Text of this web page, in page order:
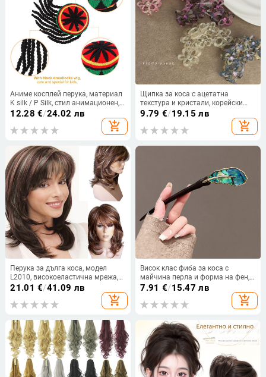
Аниме косплей перука, материал
K silk / P Silk, стил анимационен,
за игра на роли, не подлежи на
боядисване с горещи багри.
12.28 €/24.02 лв
add_shopping_cart
Щипка за коса с ацетатна
текстура и кристали, корейски
стил, ръчна изработка, Maca Baka
9.79 €/19.15 лв
add_shopping_cart
Перука за дълга коса, модел
L2010, високоеластична мрежа,
високотемпературна нишка,
наклонени челки, екзотичен стил
21.01 €/41.09 лв
add_shopping_cart
Висок клас фиба за коса с
майчина перла и форма на фен,
дървена фиба от черно
китайски стил, естествена
7.91 €/15.47 лв
add_shopping_cart